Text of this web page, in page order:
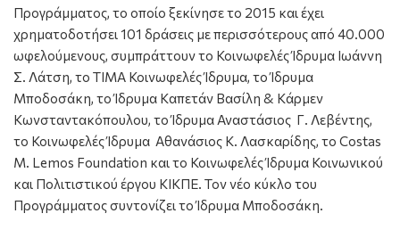
Προγράμματος, το οποίο ξεκίνησε το 2015 και έχει
χρηματοδοτήσει 101 δράσεις με περισσότερους από 40.000
ωφελούμενους, συμπράττουν το Κοινωφελές Ίδρυμα Ιωάννη
Σ. Λάτση, το ΤΙΜΑ Κοινωφελές Ίδρυμα, το Ίδρυμα
Μποδοσάκη, το Ίδρυμα Καπετάν Βασίλη & Κάρμεν
Κωνσταντακόπουλου, το Ίδρυμα Αναστάσιος Γ. Λεβέντης,
το Κοινωφελές Ίδρυμα Αθανάσιος Κ. Λασκαρίδης, το Costas
M. Lemos Foundation και το Κοινωφελές Ίδρυμα Κοινωνικού
και Πολιτιστικού έργου ΚΙΚΠΕ. Τον νέο κύκλο του
Προγράμματος συντονίζει το Ίδρυμα Μποδοσάκη.